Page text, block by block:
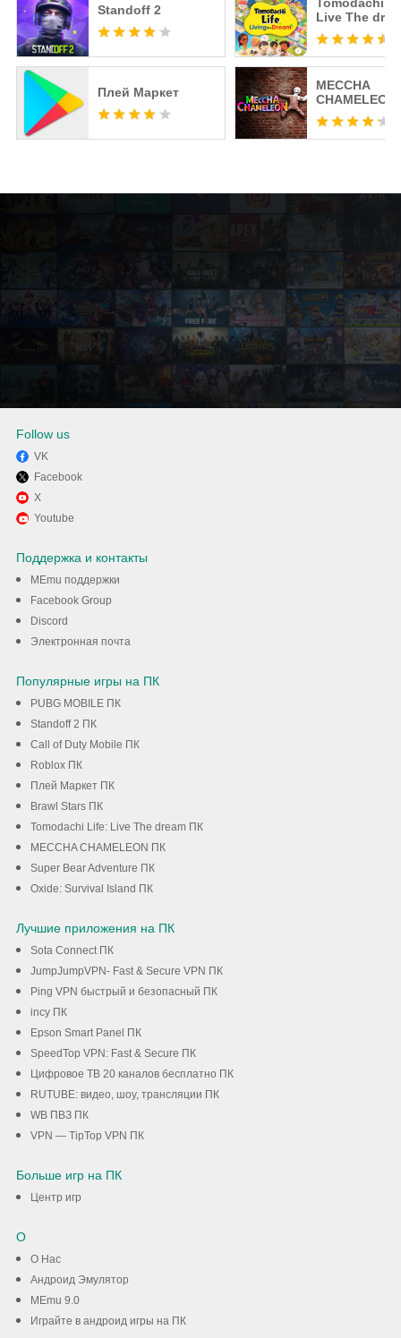
Standoff 2
Плей Маркет
Tomodachi
Live The
MECCHA
CHAMELEON
Наслаждайтесь FR Legends
на своем компьютере с
помощью MEmu
Скачать
Follow us
VK
Facebook
X
Youtube
Поддержка и контакты
MEmu поддержки
Facebook Group
Discord
Электронная почта
Популярные игры на ПК
PUBG MOBILE ПК
Standoff 2 ПК
Call of Duty Mobile ПК
Roblox ПК
Плей Маркет ПК
Brawl Stars ПК
Tomodachi Life: Live The dream ПК
MECCHA CHAMELEON ПК
Super Bear Adventure ПК
Oxide: Survival Island ПК
Лучшие приложения на ПК
Sota Connect ПК
JumpJumpVPN- Fast & Secure VPN ПК
Ping VPN быстрый и безопасный ПК
incy ПК
Epson Smart Panel ПК
SpeedTop VPN: Fast & Secure ПК
Цифровое ТВ 20 каналов бесплатно ПК
RUTUBE: видео, шоу, трансляции ПК
WB ПВЗ ПК
VPN — TipTop VPN ПК
Больше игр на ПК
Центр игр
О
О Нас
Андроид Эмулятор
MEmu 9.0
Играйте в андроид игры на ПК